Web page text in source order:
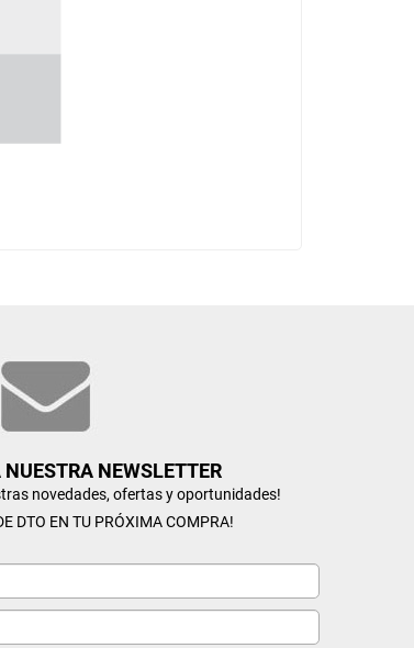
NEWSLETTER
novedades, ofertas y oportunidades!
DTO EN TU PRÓXIMA COMPRA!